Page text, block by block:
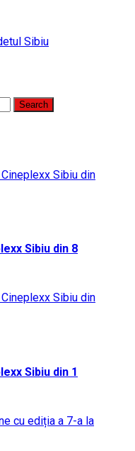
Sibiu
Sibiu din 8
Sibiu din 1